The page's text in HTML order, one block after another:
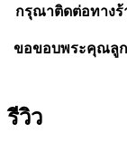
กรุณาติดต่อทางร้
ขอขอบพระคุณลูก
รีวิว